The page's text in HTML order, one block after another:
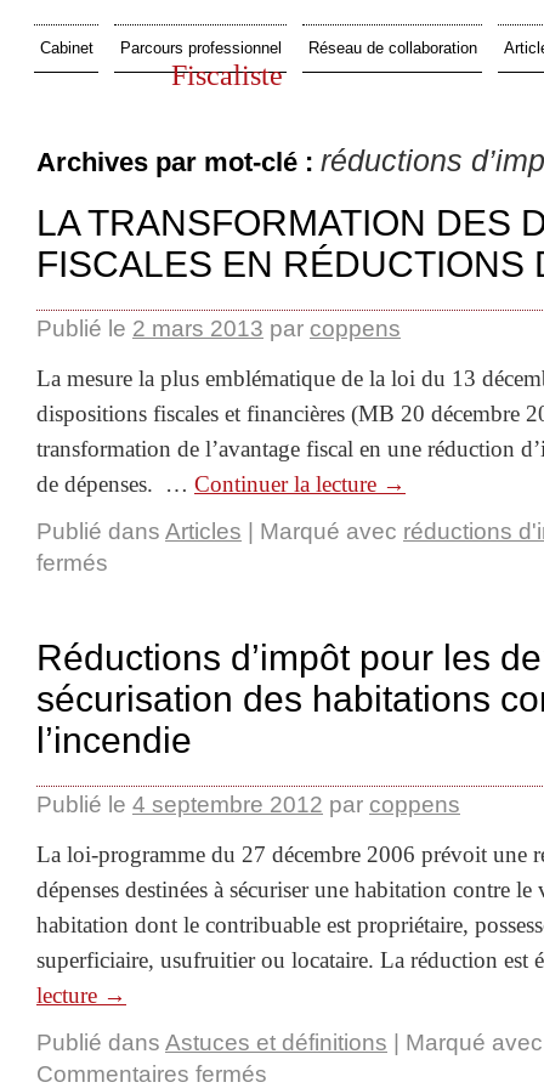
Fiscaliste
Cabinet Parcours professionnel Réseau de collaboration
Archives par mot-clé : réductions
LA TRANSFORMATION DES
FISCALES EN RÉDUCTIONS
Publié le 2 mars 2013 par coppens
La mesure la plus emblématique de la loi du 13
dispositions fiscales et financières (MB 20 décembre
transformation de l’avantage fiscal en une réduction
de dépenses. … Continuer la lecture →
Publié dans Articles Marqué avec réductions
fermés
Réductions d’impôt pour les
sécurisation des habitations
l’incendie
Publié le 4 septembre 2012 par coppens
La loi-programme du 27 décembre 2006 prévoit une
dépenses destinées à sécuriser une habitation contre
habitation dont le contribuable est propriétaire,
superficiaire, usufruitier ou locataire. La réduction
lecture →
Publié dans Astuces et définitions
Marqué avec
Commentaires fermés